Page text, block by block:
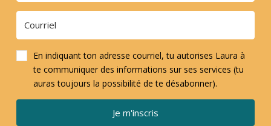
En indiquant ton adresse courriel, tu autorises Laura à
te communiquer des informations sur ses services (tu
auras toujours la possibilité de te désabonner).
Je m'inscris